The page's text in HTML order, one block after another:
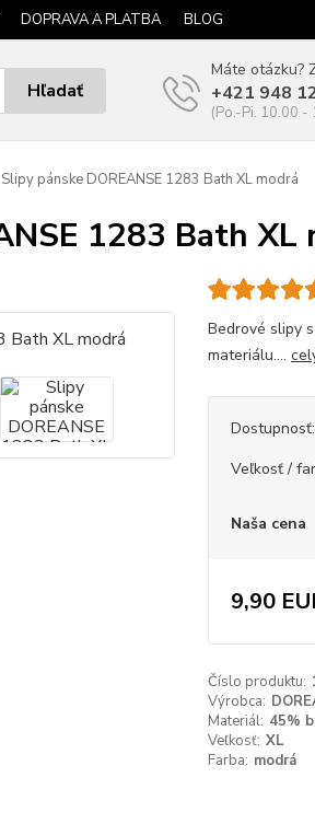
DOPRAVA A PLATBA BLOG
Hľadať
Máte otázku?
+421 948
(Po.-Pi. 10.00 -
Slipy pánske DOREANSE 1283 Bath XL modrá
1283 Bath XL
Bedrové slipy
materiálu....
Dostupnosť:
Veľkosť /
Naša cena
9,90
Číslo produktu:
Výrobca:
Materiál: 45%
Veľkosť: XL
Farba: modrá